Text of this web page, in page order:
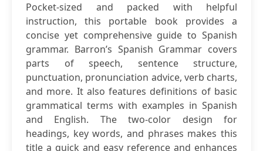
Pocket-sized and packed with helpful
instruction, this portable book provides a
concise yet comprehensive guide to Spanish
grammar. Barron’s Spanish Grammar covers
parts of speech, sentence structure,
punctuation, pronunciation advice, verb charts,
and more. It also features definitions of basic
grammatical terms with examples in Spanish
and English. The two-color design for
headings, key words, and phrases makes this
title a quick and easy reference and enhances